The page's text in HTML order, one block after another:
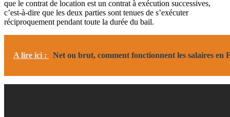
que le contrat de location est un contrat à exécution successives,
c’est-à-dire que les deux parties sont tenues de s’exécuter
réciproquement pendant toute la durée du bail.
A lire ici : Net ou brut, comment fonctionnent les salaires en